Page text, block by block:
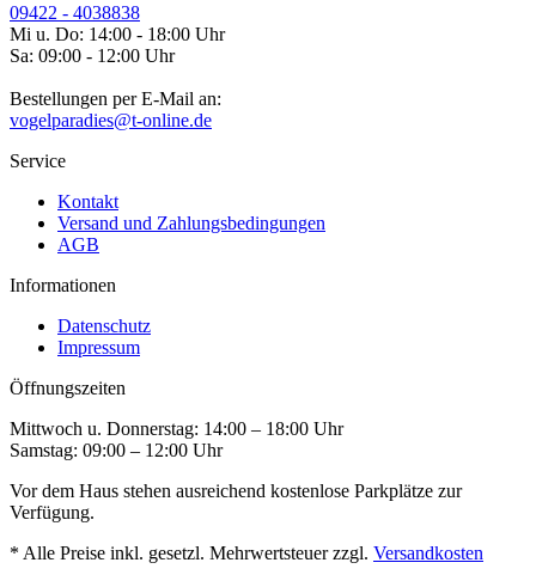
09422 - 4038838
Mi u. Do: 14:00 - 18:00 Uhr
Sa: 09:00 - 12:00 Uhr
Bestellungen per E-Mail an:
vogelparadies@t-online.de
Service
Kontakt
Versand und Zahlungsbedingungen
AGB
Informationen
Datenschutz
Impressum
Öffnungszeiten
Mittwoch u. Donnerstag: 14:00 – 18:00 Uhr
Samstag: 09:00 – 12:00 Uhr
Vor dem Haus stehen ausreichend kostenlose Parkplätze zur
Verfügung.
* Alle Preise inkl. gesetzl. Mehrwertsteuer zzgl. Versandkosten